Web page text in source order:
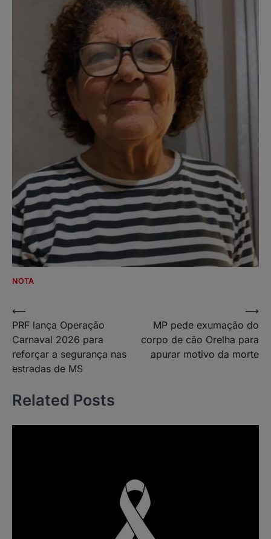
NOTA
Navegação
de
Post
⟵
PRF lança Operação
Carnaval 2026 para
reforçar a segurança nas
estradas de MS
MP pede exumação do
corpo de cão Orelha para
apurar motivo da morte
⟶
Related Posts